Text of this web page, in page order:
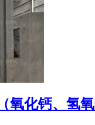
氧化钙、氢